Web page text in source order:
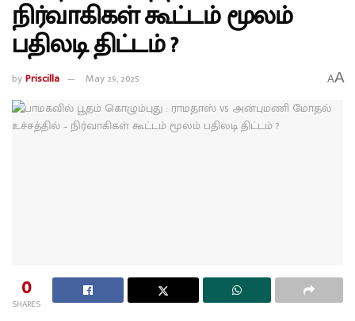
நிர்வாகிகள் கூட்டம் மூலம்
பதிலடி திட்டம் ?
byPriscilla May 29, 2025 AA
0
SHARES